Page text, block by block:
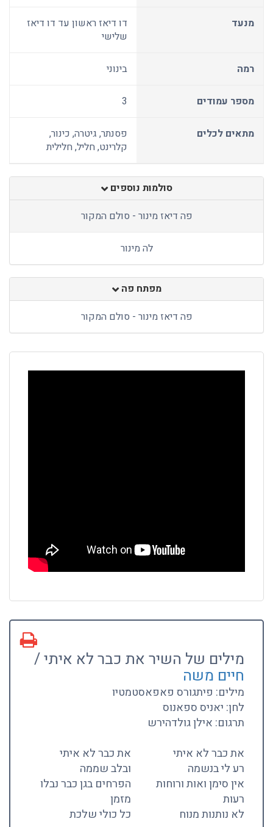
מנעד
דו דיאז ראשון עד דו דיאז
שלישי
רמה בינוני
מספר עמודים 3
מתאים לכלים
פסנתר, גיטרה, כינור,
קלרינט, חליל, חלילית
סולמות נוספים
פה דיאז מינור - סולם המקור
לה מינור
מפתח פה
פה דיאז מינור - סולם המקור
מילים של השיר את כבר לא איתי /
חיים משה
מילים: פיתגורס פאפאסטמטיו
לחן: יאניס ספאנוס
תרגום: אילן גולדהירש
את כבר לא איתי
רע לי בנשמה
אין סימן ואות ורוחות
רעות
לא נותנות מנוח
את כבר לא איתי
ובלב שממה
הפרחים בגן כבר נבלו
מזמן
כל כולי שלכת